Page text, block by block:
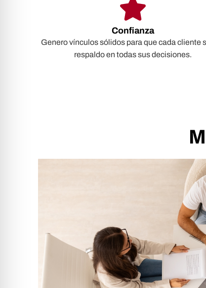
Confianza
Genero vínculos sólidos para que cada cliente
respaldo en todas sus decisiones.